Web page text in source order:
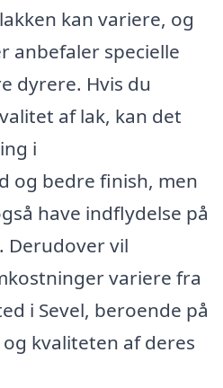
kan variere, og
anbefaler specielle
dyrere. Hvis du
af lak, kan det
i
og bedre finish, men
have indflydelse på
Derudover vil
variere fra
i Sevel, beroende på
kvaliteten af deres